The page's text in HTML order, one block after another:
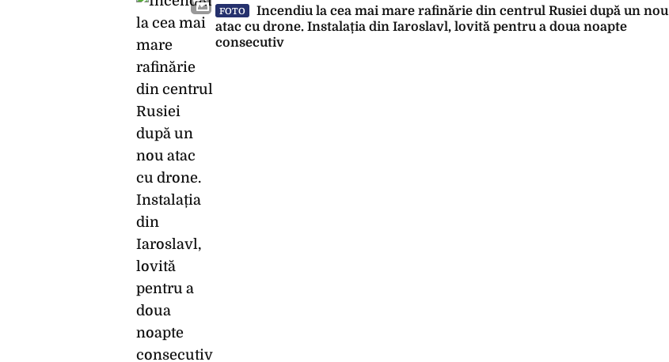
FOTO
Incendiu la cea mai mare rafinărie din centrul Rusiei după un nou
atac cu drone. Instalația din Iaroslavl, lovită pentru a doua noapte
consecutiv